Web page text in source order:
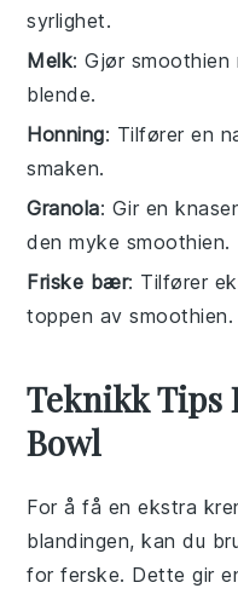
syrlighet.
Melk: Gjør
blende.
Honning: Tilfører en
smaken.
Granola: Gir en
den myke smoothien.
Friske bær: Tilfører
toppen av smoothien.
Teknikk Tips
Bowl
For å få en ekstra
blandingen, kan du
for ferske. Dette gir